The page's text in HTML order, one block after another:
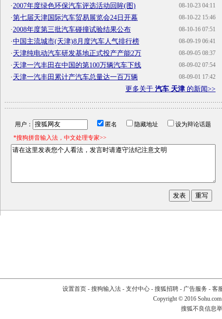
08-10-23 04:11
·2007年度绿色环保汽车评选活动回眸(图)
08-10-22 15:46
·第七届天津国际汽车贸易展览会24日开幕
08-10-16 07:51
·2008年度第三批汽车碰撞试验结果公布
08-09-19 06:41
·中国主流城市(天津)8月度汽车人气排行榜
08-09-05 08:37
·天津纯电动汽车研发基地正式投产产能2万
08-09-02 07:54
·天津一汽丰田在中国的第100万辆汽车下线
08-09-01 17:42
·天津一汽丰田累计产汽车总量达一百万辆
更多关于 汽车 天津 的新闻>>
用户： 匿名 隐藏地址
设为辩论话题
*搜狗拼音输入法，中文处理专家>>
设置首页- 搜狗输入法- 支付中心- 搜狐招聘- 广告服务 - 客
Copyright © 2016
搜狐不良信息